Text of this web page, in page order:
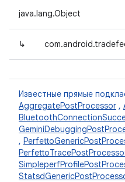
java.lang.Object
↳
Известные прямые
AggregatePostProcessor ,
,